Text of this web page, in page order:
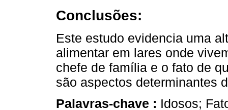
Conclusões:
Este estudo evidencia uma
alimentar em lares onde
chefe de família e o fato de
são aspectos determinantes
Palavras-chave : Idosos;